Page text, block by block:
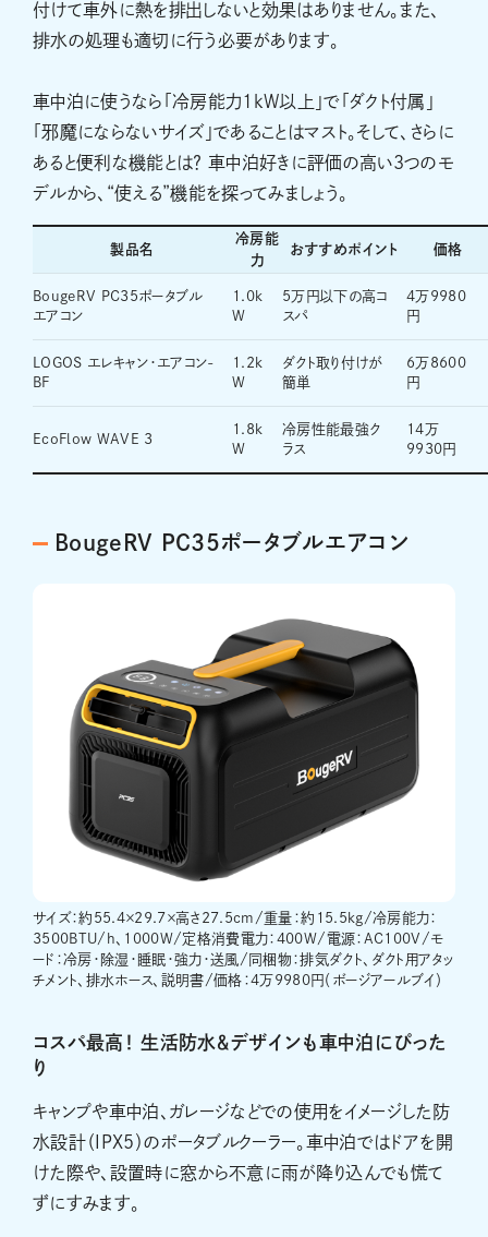
付けて車外に熱を排出しないと効果はありません。また、
排水の処理も適切に行う必要があります。
車中泊に使うなら「冷房能力1kW以上」で「ダクト付属」
「邪魔にならないサイズ」であることはマスト。そして、さらに
あると便利な機能とは？ 車中泊好きに評価の高い3つのモ
デルから、“使える”機能を探ってみましょう。
製品名
冷房能
力
おすすめポイント 価格
BougeRV PC35ポータブル
エアコン
1.0k
W
5万円以下の高コ
スパ
4万9980
円
LOGOS エレキャン・エアコン-
BF
1.2k
W
ダクト取り付けが
簡単
6万8600
円
EcoFlow WAVE 3
1.8k
W
冷房性能最強ク
ラス
14万
9930円
BougeRV PC35ポータブルエアコン
サイズ：約55.4×29.7×高さ27.5cm/重量：約15.5kg/冷房能力：
3500BTU/h、1000W/定格消費電力：400W/電源：AC100V/モ
ード：冷房・除湿・睡眠・強力・送風/同梱物：排気ダクト、ダクト用アタッ
チメント、排水ホース、説明書/価格：4万9980円（ボージアールブイ）
コスパ最高！ 生活防水＆デザインも車中泊にぴった
り
キャンプや車中泊、ガレージなどでの使用をイメージした防
水設計（IPX5）のポータブルクーラー。車中泊ではドアを開
けた際や、設置時に窓から不意に雨が降り込んでも慌て
ずにすみます。